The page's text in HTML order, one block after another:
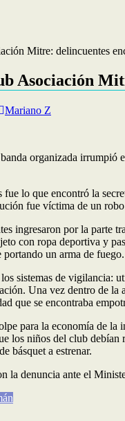
Mitre: delincuentes
Asociación
Mariano Z
organizada
lo que encontró la
fue víctima de un
ingresaron por la parte
con ropa deportiva y
un arma de
sistemas de vigilancia:
Una vez dentro de
que se encontraba
para la economía de
los niños del club
básquet a estrenar.
la denuncia ante el